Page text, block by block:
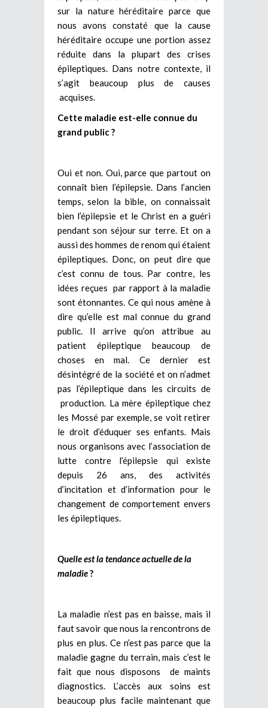
sur la nature héréditaire parce que
nous avons constaté que la cause
héréditaire occupe une portion assez
réduite dans la plupart des crises
épileptiques. Dans notre contexte, il
s’agit beaucoup plus de causes
acquises.
Cette maladie est-elle connue du
grand public ?
Oui et non. Oui, parce que partout on
connaît bien l’épilepsie. Dans l’ancien
temps, selon la bible, on connaissait
bien l’épilepsie et le Christ en a guéri
pendant son séjour sur terre. Et on a
aussi des hommes de renom qui étaient
épileptiques. Donc, on peut dire que
c’est connu de tous. Par contre, les
idées reçues par rapport à la maladie
sont étonnantes. Ce qui nous amène à
dire qu’elle est mal connue du grand
public. Il arrive qu’on attribue au
patient épileptique beaucoup de
choses en mal. Ce dernier est
désintégré de la société et on n’admet
pas l’épileptique dans les circuits de
production. La mère épileptique chez
les Mossé par exemple, se voit retirer
le droit d’éduquer ses enfants. Mais
nous organisons avec l’association de
lutte contre l’épilepsie qui existe
depuis 26 ans, des activités
d’incitation et d’information pour le
changement de comportement envers
les épileptiques.
Quelle est la tendance actuelle de la
maladie?
La maladie n’est pas en baisse, mais il
faut savoir que nous la rencontrons de
plus en plus. Ce n’est pas parce que la
maladie gagne du terrain, mais c’est le
fait que nous disposons de maints
diagnostics. L’accès aux soins est
beaucoup plus facile maintenant que